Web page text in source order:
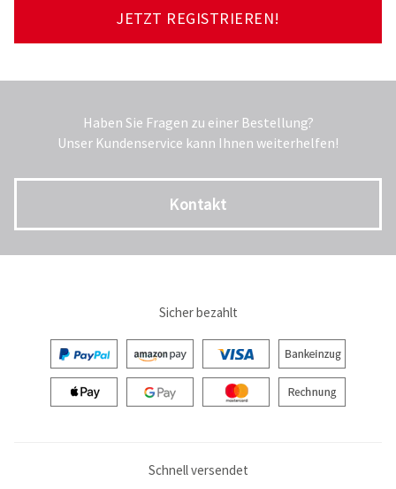
JETZT REGISTRIEREN!
Haben Sie Fragen zu einer Bestellung?
Unser Kundenservice kann Ihnen weiterhelfen!
Kontakt
Sicher bezahlt
Schnell versendet